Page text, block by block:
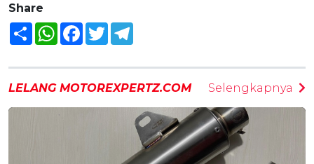
Share
Share WhatsAppFacebook
Twitter
LELANG MOTOREXPERTZ.COM Selengkapnya